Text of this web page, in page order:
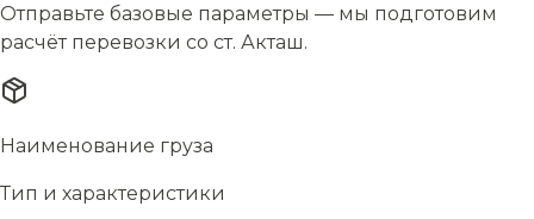
Отправьте базовые параметры — мы подготовим
расчёт перевозки со ст. Акташ.
Наименование груза
Тип и характеристики